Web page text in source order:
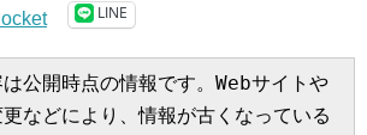
LINE
公開時点の情報です。Webサイトや
などにより、情報が古くなっている